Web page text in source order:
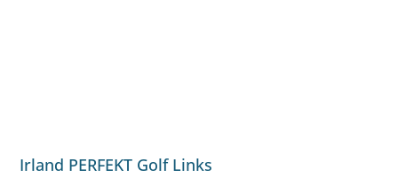
Irland PERFEKT Golf Links